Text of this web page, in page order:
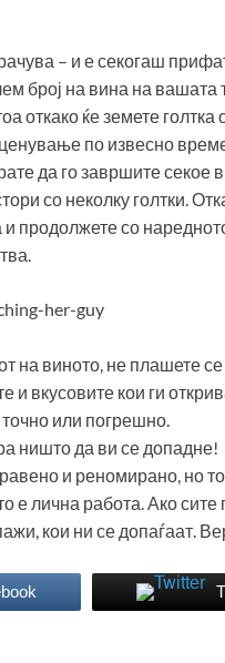
– и е секогаш
број на вина на вашата
откако ќе земете
по извесно
да го завршите секое
со неколку голтки.
продолжете со
на виното, не плашете
и вкусовите кои ги
или погрешно.
ништо да ви се допадне!
и реномирано, но
е лична работа. Ако
кои ни се допаѓаат.